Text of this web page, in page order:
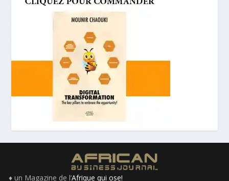
♦ un Magazine de l’Afrique qui ose!